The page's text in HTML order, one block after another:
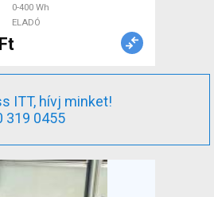
0-400 Wh
ELADÓ
ITT, hívj minket!
319 0455